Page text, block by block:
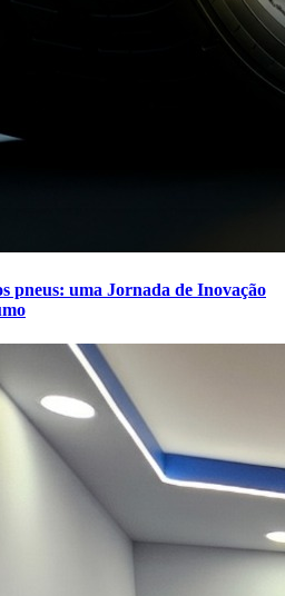
pneus: uma Jornada de Inovação